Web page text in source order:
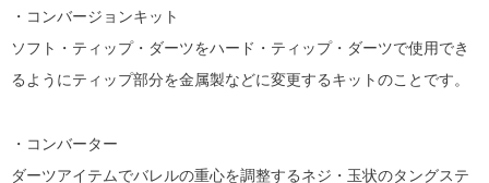
・コンバージョンキット
ソフト・ティップ・ダーツをハード・ティップ・ダーツで使用でき
るようにティップ部分を金属製などに変更するキットのことです。
・コンバーター
ダーツアイテムでバレルの重心を調整するネジ・玉状のタングステ